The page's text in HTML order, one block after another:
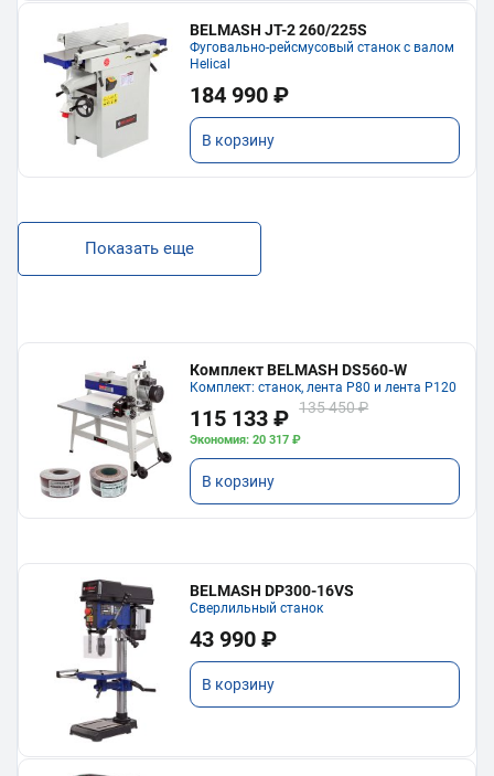
BELMASH JT-2 260/225S
Фуговально-рейсмусовый станок с валом
Helical
184 990 ₽
В корзину
Показать еще
Комплект BELMASH DS560-W
Комплект: станок, лента P80 и лента P120
115 133 ₽ 135 450 ₽
Экономия: 20 317 ₽
В корзину
BELMASH DP300-16VS
Сверлильный станок
43 990 ₽
В корзину